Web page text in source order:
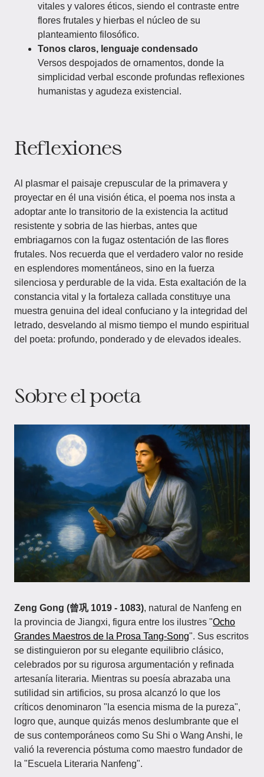
vitales y valores éticos, siendo el contraste entre
flores frutales y hierbas el núcleo de su
planteamiento filosófico.
Tonos claros, lenguaje condensado
Versos despojados de ornamentos, donde la
simplicidad verbal esconde profundas reflexiones
humanistas y agudeza existencial.
Reflexiones
Al plasmar el paisaje crepuscular de la primavera y
proyectar en él una visión ética, el poema nos insta a
adoptar ante lo transitorio de la existencia la actitud
resistente y sobria de las hierbas, antes que
embriagarnos con la fugaz ostentación de las flores
frutales. Nos recuerda que el verdadero valor no reside
en esplendores momentáneos, sino en la fuerza
silenciosa y perdurable de la vida. Esta exaltación de la
constancia vital y la fortaleza callada constituye una
muestra genuina del ideal confuciano y la integridad del
letrado, desvelando al mismo tiempo el mundo espiritual
del poeta: profundo, ponderado y de elevados ideales.
Sobre el poeta​
Zeng Gong (曾巩 1019 - 1083), natural de Nanfeng en
la provincia de Jiangxi, figura entre los ilustres "Ocho
Grandes Maestros de la Prosa Tang-Song". Sus escritos
se distinguieron por su elegante equilibrio clásico,
celebrados por su rigurosa argumentación y refinada
artesanía literaria. Mientras su poesía abrazaba una
sutilidad sin artificios, su prosa alcanzó lo que los
críticos denominaron "la esencia misma de la pureza",
logro que, aunque quizás menos deslumbrante que el
de sus contemporáneos como Su Shi o Wang Anshi, le
valió la reverencia póstuma como maestro fundador de
la "Escuela Literaria Nanfeng".